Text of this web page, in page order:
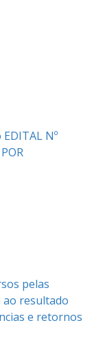
Nº
pelas
resultado
e retornos